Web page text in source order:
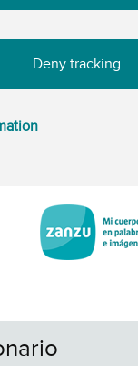
Deny tracking